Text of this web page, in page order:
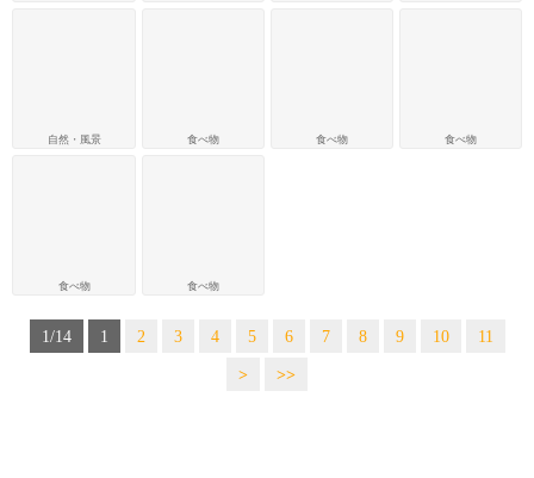
自然・風景
食べ物
食べ物
食べ物
食べ物 食べ物
1/14 1 2 3 4 5 6 7 8 9 10
11
>
>>